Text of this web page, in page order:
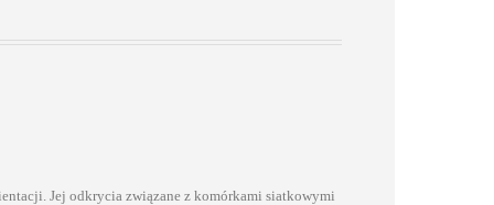
Jej odkrycia związane z komórkami siatkowymi